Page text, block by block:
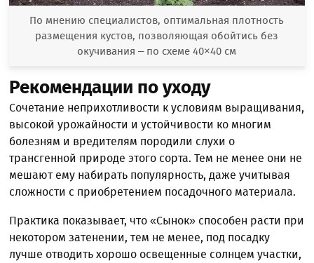
По мнению специалистов, оптимальная плотность
размещения кустов, позволяющая обойтись без
окучивания – по схеме 40×40 см
Рекомендации по уходу
Сочетание неприхотливости к условиям выращивания,
высокой урожайности и устойчивости ко многим
болезням и вредителям породили слухи о
трансгенной природе этого сорта. Тем не менее они не
мешают ему набирать популярность, даже учитывая
сложности с приобретением посадочного материала.
Практика показывает, что «Сынок» способен расти при
некотором затенении, тем не менее, под посадку
лучше отводить хорошо освещенные солнцем участки,